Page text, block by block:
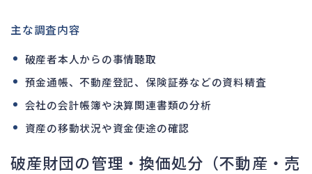
主な調査内容
破産者本人からの事情聴取
預金通帳、不動産登記、保険証券などの資料精査
会社の会計帳簿や決算関連書類の分析
資産の移動状況や資金使途の確認
破産財団の管理・換価処分（不動産・売